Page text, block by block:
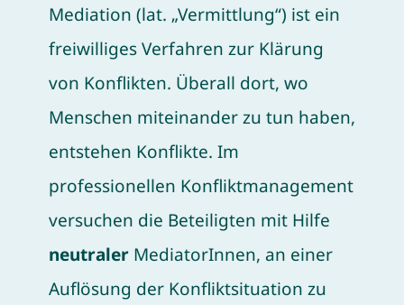
Mediation (lat. „Vermittlung“) ist ein
freiwilliges Verfahren zur Klärung
von Konflikten. Überall dort, wo
Menschen miteinander zu tun haben,
entstehen Konflikte. Im
professionellen Konfliktmanagement
versuchen die Beteiligten mit Hilfe
neutralerMediatorInnen, an einer
Auflösung der Konfliktsituation zu